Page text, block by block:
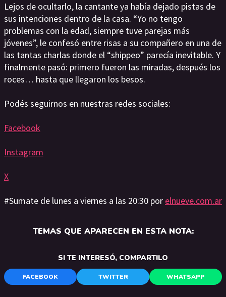
Lejos de ocultarlo, la cantante ya había dejado pistas de
sus intenciones dentro de la casa. “Yo no tengo
problemas con la edad, siempre tuve parejas más
jóvenes”, le confesó entre risas a su compañero en una de
las tantas charlas donde el “shippeo” parecía inevitable. Y
finalmente pasó: primero fueron las miradas, después los
roces… hasta que llegaron los besos.
Podés seguirnos en nuestras redes sociales:
Facebook
Instagram
X
#Sumate de lunes a viernes a las 20:30 por elnueve.com.ar
TEMAS QUE APARECEN EN ESTA NOTA:
SI TE INTERESÓ, COMPARTILO
FACEBOOK TWITTER WHATSAPP